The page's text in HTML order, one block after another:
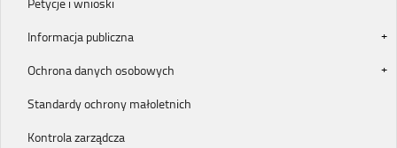
Informacja publiczna
Ochrona danych osobowych
Standardy ochrony małoletnich
Kontrola zarządcza